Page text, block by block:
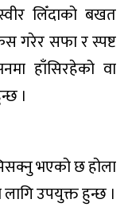
लिँदाको बखत
गरेर सफा र स्पष्ट
हाँसिरहेको वा
।
भएको छ होला
उपयुक्त हुन्छ ।